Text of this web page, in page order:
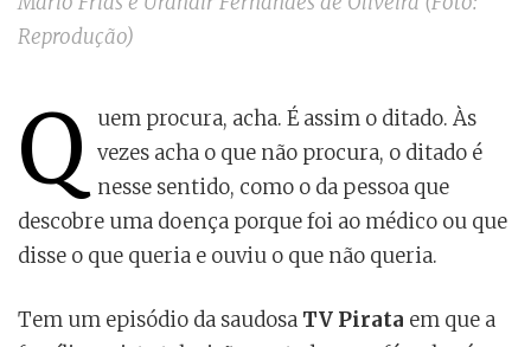
Reprodução)
Q
uem procura, acha. É assim o ditado. Às
vezes acha o que não procura, o ditado é
nesse sentido, como o da pessoa que
descobre uma doença porque foi ao médico ou que
disse o que queria e ouviu o que não queria.
Tem um episódio da saudosa TV Pirata em que a